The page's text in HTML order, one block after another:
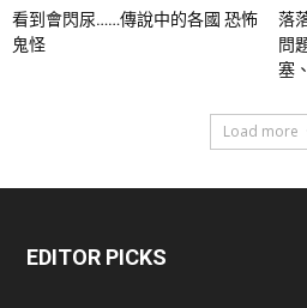
看到會閃尿……傳說中的各國 恐怖
鬼怪
落
問
塞
Load more
EDITOR PICKS